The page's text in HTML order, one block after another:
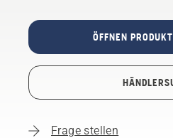
ÖFFNEN
Frage stellen